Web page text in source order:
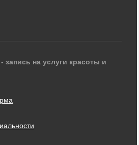
запись на услуги красоты и